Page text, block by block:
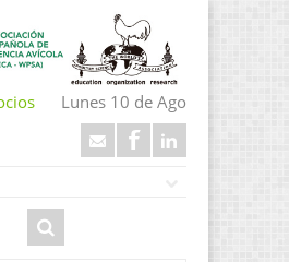
Lunes 10 de Ago